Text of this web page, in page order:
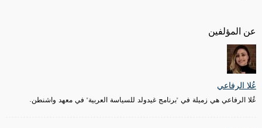
عن المؤلفين
عُلا الرفاعي
عُلا الرفاعي هي زميلة في "برنامج غيدولد للسياسة العربية" في معهد واشنطن.